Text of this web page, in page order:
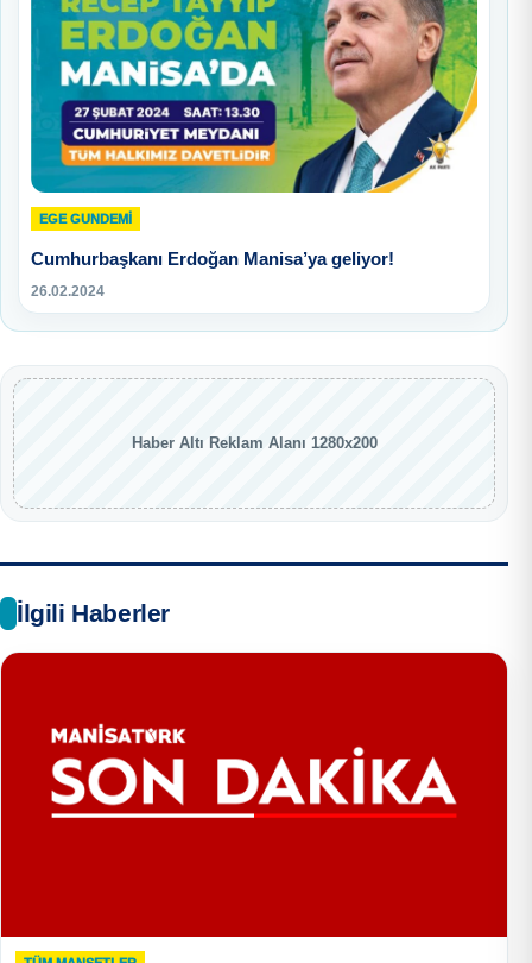
EGE GUNDEMİ
Cumhurbaşkanı Erdoğan Manisa’ya geliyor!
26.02.2024
Haber Altı Reklam Alanı 1280x200
İlgili Haberler